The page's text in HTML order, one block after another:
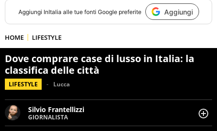
Aggiungi InItalia alle tue fonti Google preferite Aggiungi
HOME LIFESTYLE
Dove comprare case di lusso in Italia: la
classifica delle città
LIFESTYLE Lucca
Silvio Frantellizzi
GIORNALISTA
Giornalista pubblicista. Da oltre dieci anni si occupa di